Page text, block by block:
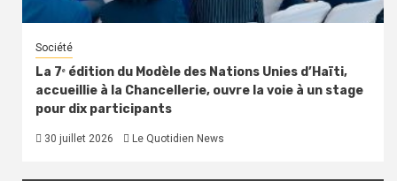
Société
La 7ᵉ édition du Modèle des Nations Unies d’Haïti,
accueillie à la Chancellerie, ouvre la voie à un stage
pour dix participants
30 juillet 2026 Le Quotidien News